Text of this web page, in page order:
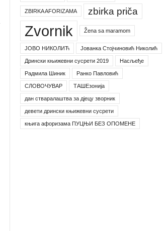
ZBIRKA AFORIZAMA zbirka priča
Zvornik Žena sa maramom
ЈОВО НИКОЛИЋ Јованка Стојчиновић Николић
Дрински књижевни сусрети 2019 Насљеђе
Радмила Шиник Ранко Павловић
СЛОВОЧУВАР ТАШЕзонија
дан стваралаштва за дјецу зворник
девети дрински књижевни сусрети
књига афоризама ПУЦЊИ БЕЗ ОПОМЕНЕ